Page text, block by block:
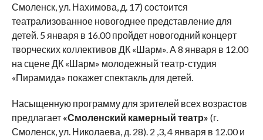
Смоленск, ул. Нахимова, д. 17) состоится
театрализованное новогоднее представление для
детей. 5 января в 16.00 пройдет новогодний концерт
творческих коллективов ДК «Шарм». А 8 января в 12.00
на сцене ДК «Шарм» молодежный театр-студия
«Пирамида» покажет спектакль для детей.
Насыщенную программу для зрителей всех возрастов
предлагает «Смоленский камерный театр» (г.
Смоленск, ул. Николаева, д. 28). 2 ,3, 4 января в 12.00 и